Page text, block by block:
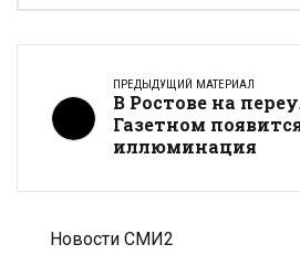
ПРЕДЫДУЩИЙ МАТЕРИАЛ
В Ростове на
Газетном
иллюминация
Новости СМИ2